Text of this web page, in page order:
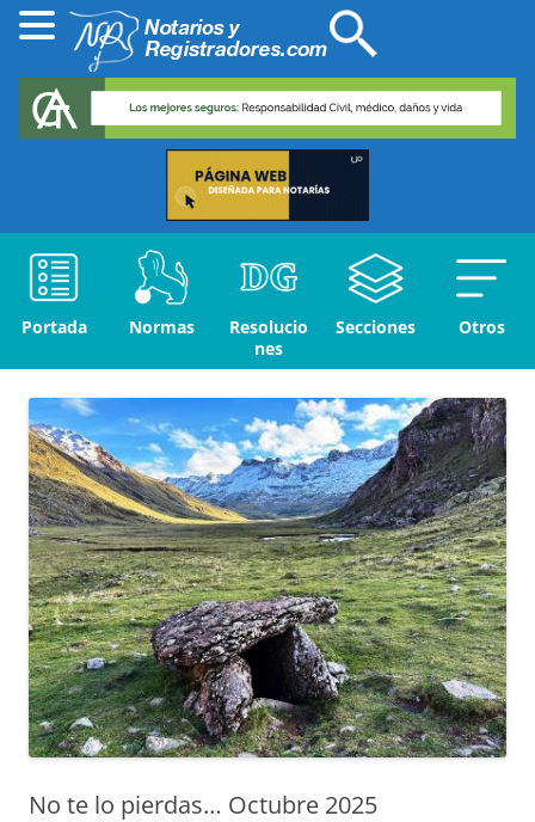
Portada Normas
Resolucio
nes
Secciones Otros
No te lo pierdas… Octubre 2025